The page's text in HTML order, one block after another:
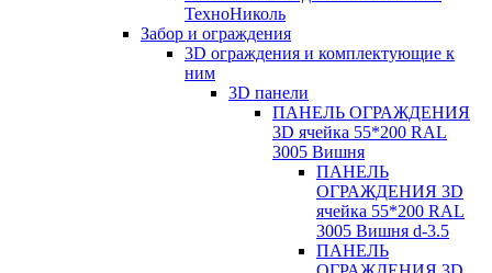
ТехноНиколь
Забор и ограждения
3D ограждения и комплектующие к
ним
3D панели
ПАНЕЛЬ ОГРАЖДЕНИЯ
3D ячейка 55*200 RAL
3005 Вишня
ПАНЕЛЬ
ОГРАЖДЕНИЯ 3D
ячейка 55*200 RAL
3005 Вишня d-3.5
ПАНЕЛЬ